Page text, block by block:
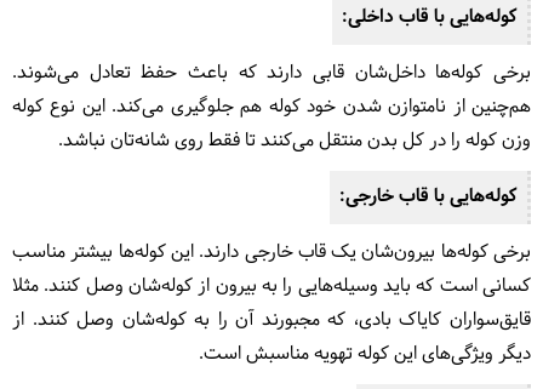
کوله‌هایی با قاب داخلی:
برخی کوله‌ها داخل‌شان قابی دارند که باعث حفظ تعادل‌ می‌شوند.
هم‌چنین از نامتوازن شدن خود کوله هم جلوگیری می‌کند. این نوع کوله
وزن کوله را در کل بدن منتقل می‌کنند تا فقط روی شانه‌تان نباشد.
کوله‌هایی با قاب خارجی:
برخی کوله‌ها بیرون‌شان یک قاب خارجی دارند. این کوله‌ها بیشتر مناسب
کسانی است که باید وسیله‌هایی را به بیرون از کوله‌شان وصل کنند. مثلا
قایق‌سواران کایاک بادی، که مجبورند آن را به کوله‌شان وصل کنند. از
دیگر ویژگی‌های این کوله تهویه مناسبش است.